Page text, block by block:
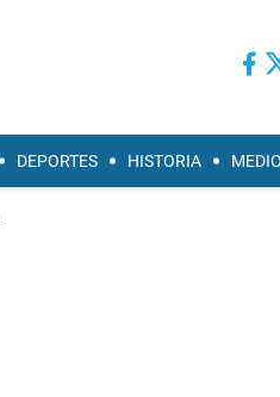
DEPORTES HISTORIA